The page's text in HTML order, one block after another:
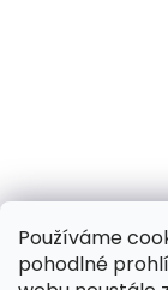
Používáme
pohodlné